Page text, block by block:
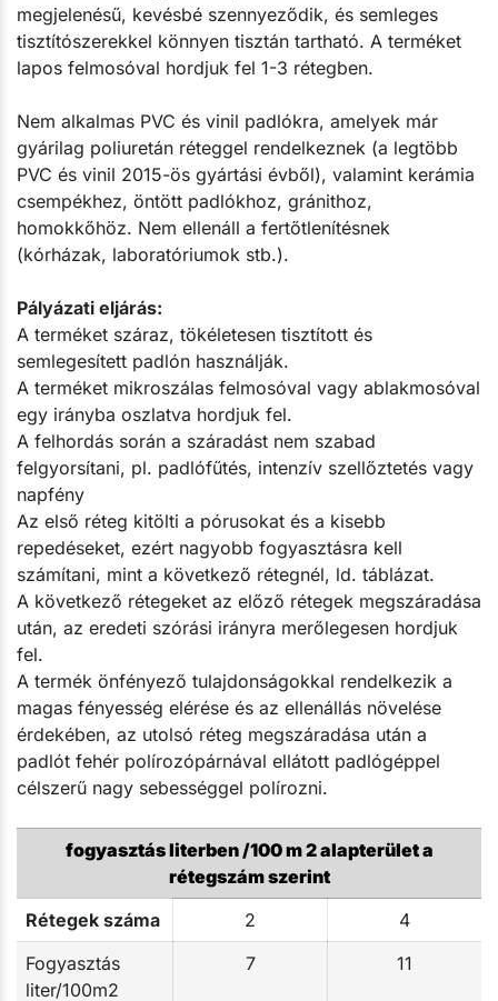
megjelenésű, kevésbé szennyeződik, és semleges
tisztítószerekkel könnyen tisztán tartható. A terméket
lapos felmosóval hordjuk fel 1-3 rétegben.
Nem alkalmas PVC és vinil padlókra, amelyek már
gyárilag poliuretán réteggel rendelkeznek (a legtöbb
PVC és vinil 2015-ös gyártási évből), valamint kerámia
csempékhez, öntött padlókhoz, gránithoz,
homokkőhöz. Nem ellenáll a fertőtlenítésnek
(kórházak, laboratóriumok stb.).
Pályázati eljárás:
A terméket száraz, tökéletesen tisztított és
semlegesített padlón használják.
A terméket mikroszálas felmosóval vagy ablakmosóval
egy irányba oszlatva hordjuk fel.
A felhordás során a száradást nem szabad
felgyorsítani, pl. padlófűtés, intenzív szellőztetés vagy
napfény
Az első réteg kitölti a pórusokat és a kisebb
repedéseket, ezért nagyobb fogyasztásra kell
számítani, mint a következő rétegnél, ld. táblázat.
A következő rétegeket az előző rétegek megszáradása
után, az eredeti szórási irányra merőlegesen hordjuk
fel.
A termék önfényező tulajdonságokkal rendelkezik a
magas fényesség elérése és az ellenállás növelése
érdekében, az utolsó réteg megszáradása után a
padlót fehér polírozópárnával ellátott padlógéppel
célszerű nagy sebességgel polírozni.
fogyasztás literben /100 m 2 alapterület a
rétegszám szerint
Rétegek száma
2
4
Fogyasztás
liter/100m2
7 11